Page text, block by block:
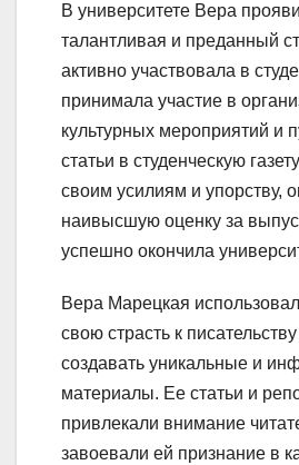
В университете Вера
талантливая и преданный
активно участвовала в
принимала участие в
культурных мероприятий и
статьи в студенческую
своим усилиям и упорству,
наивысшую оценку за
успешно окончила
Вера Марецкая
свою страсть к
создавать уникальные и
материалы. Ее статьи и
привлекали внимание
завоевали ей признание в